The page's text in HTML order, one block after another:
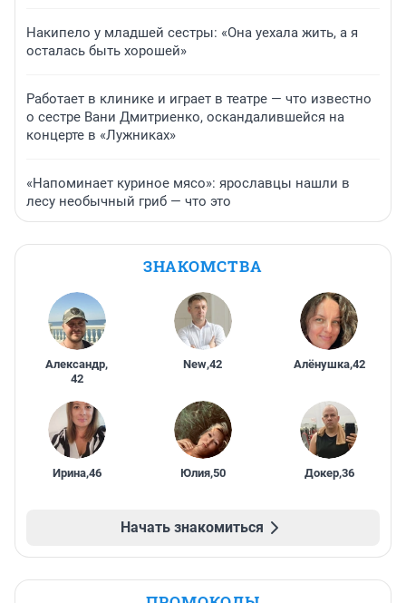
Накипело у младшей сестры: «Она уехала жить, а я
осталась быть хорошей»
Работает в клинике и играет в театре — что известно
о сестре Вани Дмитриенко, оскандалившейся на
концерте в «Лужниках»
«Напоминает куриное мясо»: ярославцы нашли в
лесу необычный гриб — что это
ЗНАКОМСТВА
Александр,
42
New,42 Алёнушка,42
Ирина,46 Юлия,50 Докер,36
Начать знакомиться